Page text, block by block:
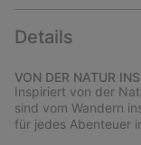
Details
VON DER NATUR
Inspiriert von der
sind vom Wandern
für jedes Abenteuer